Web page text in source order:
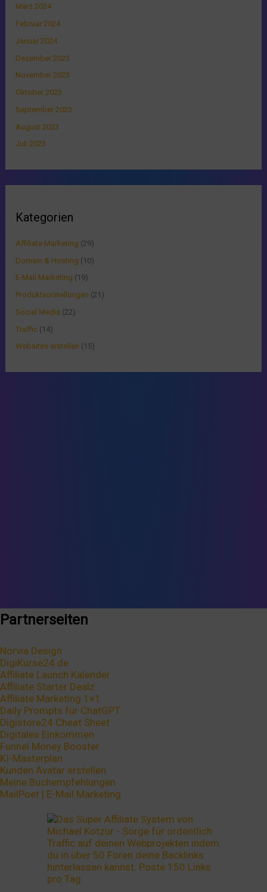
März 2024
Februar 2024
Januar 2024
Dezember 2023
November 2023
Oktober 2023
September 2023
August 2023
Juli 2023
Kategorien
Affiliate Marketing (29)
Domain & Hosting (10)
E-Mail Marketing (19)
Produktvorstellungen (21)
Social Media (22)
Traffic (14)
Websites erstellen (15)
Partnerseiten
Norvia Design
DigiKurse24.de
Affiliate Launch Kalender
Affiliate Starter Dealz
Affiliate Marketing 1×1
Daily Prompts für ChatGPT
Digistore24 Cheat Sheet
Digitales Einkommen
Funnel Money Booster
KI-Masterplan
Kunden Avatar erstellen
Meine Buchempfehlungen
MailPoet | E-Mail Marketing